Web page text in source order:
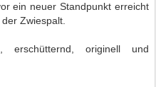
ein neuer Standpunkt erreicht
Zwiespalt.
erschütternd, originell und